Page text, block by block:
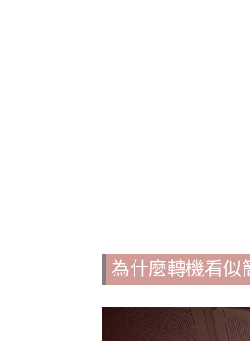
為什麼轉機看似